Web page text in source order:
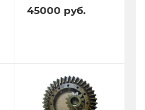
45000 руб.